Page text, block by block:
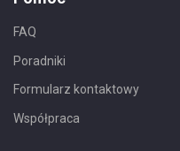
FAQ
Poradniki
Formularz kontaktowy
Współpraca